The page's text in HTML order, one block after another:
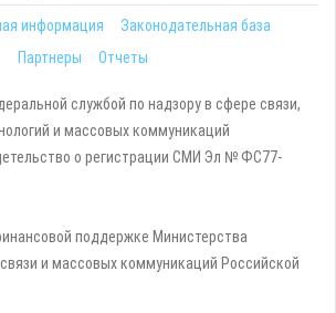
информация
Законодательная база
Партнеры Отчеты
службой по надзору в сфере связи,
и массовых коммуникаций
о регистрации СМИ Эл № ФС77-
поддержке Министерства
и массовых коммуникаций Российской